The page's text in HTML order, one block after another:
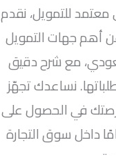
للتمويل، نقدم
أهم جهات التمويل
مع شرح دقيق
نساعدك تجهّز
في الحصول على
بخبرة تتجاوز 17 عامًا داخل سوق التجارة